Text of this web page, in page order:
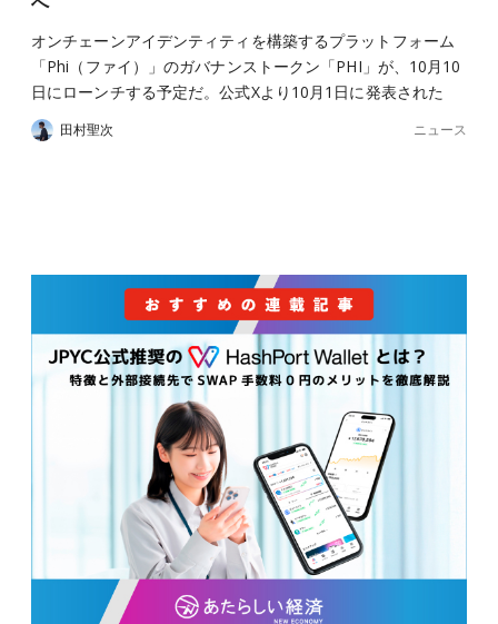
オンチェーンアイデンティティを構築するプラットフォーム
「Phi（ファイ）」のガバナンストークン「PHI」が、10月10
日にローンチする予定だ。公式Xより10月1日に発表された
田村聖次 ニュース